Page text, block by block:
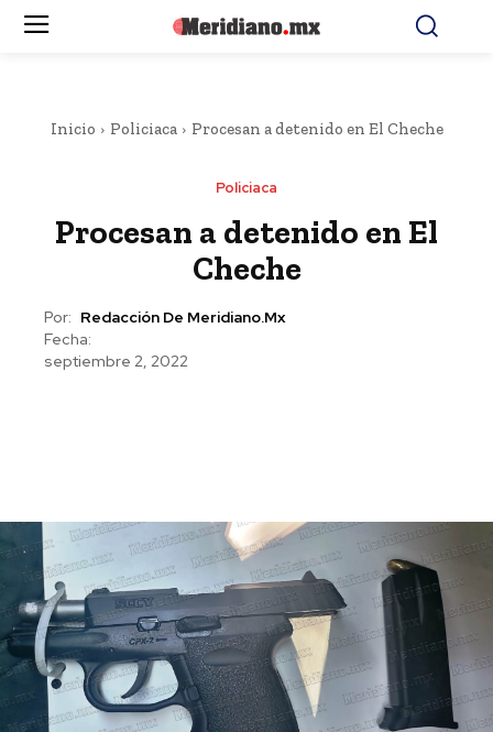
Inicio Policiaca Procesan a detenido en El Cheche
Policiaca
Procesan a detenido en El
Cheche
Por: Redacción De Meridiano.mx
Fecha:
septiembre 2, 2022